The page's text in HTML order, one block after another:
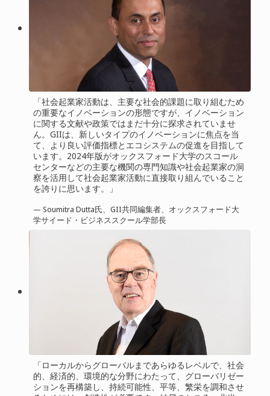
「社会起業家活動は、主要な社会的課題に取り組むため
の重要なイノベーションの形態ですが、イノベーション
に関する文献や政策ではまだ十分に探求されていませ
ん。GIIは、新しいタイプのイノベーションに焦点を当
て、より良い評価指標とエコシステムの促進を目指して
います。2024年版がオックスフォード大学のスコール
センターなどの主要な機関の専門知識や社会起業家の洞
察を活用して社会起業家活動に直接取り組んでいること
を誇りに思います。」
— Soumitra Dutta氏、GII共同編集者、オックスフォード大
学サイード・ビジネススクール学部長
「ローカルからグローバルまであらゆるレベルで、社会
的、経済的、環境的な分野にわたって、グローバリゼー
ションを再構築し、持続可能性、平等、繁栄を調和させ